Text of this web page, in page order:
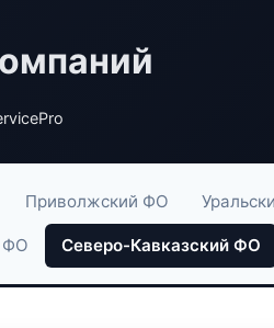
Приволжский ФО
Северо-Кавказский ФО